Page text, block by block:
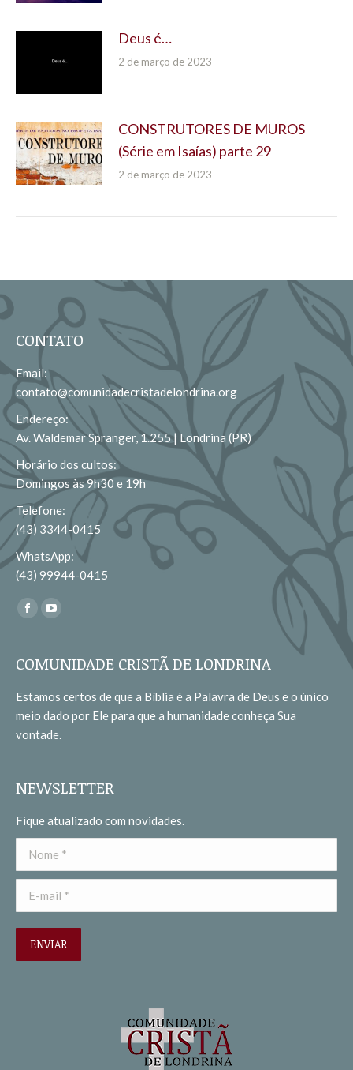
Deus é…
2 de março de 2023
CONSTRUTORES DE MUROS
(Série em Isaías) parte 29
2 de março de 2023
CONTATO
Email:
contato@comunidadecristadelondrina.org
Endereço:
Av. Waldemar Spranger, 1.255 | Londrina (PR)
Horário dos cultos:
Domingos às 9h30 e 19h
Telefone:
(43) 3344-0415
WhatsApp:
(43) 99944-0415
Encontre-nos em:
Facebook
opens
new
window
opens
new
window
COMUNIDADE CRISTÃ DE LONDRINA
Estamos certos de que a Bíblia é a Palavra de Deus e o único
meio dado por Ele para que a humanidade conheça Sua
vontade.
NEWSLETTER
Fique atualizado com novidades.
Nome *
E-mail *
ENVIAR